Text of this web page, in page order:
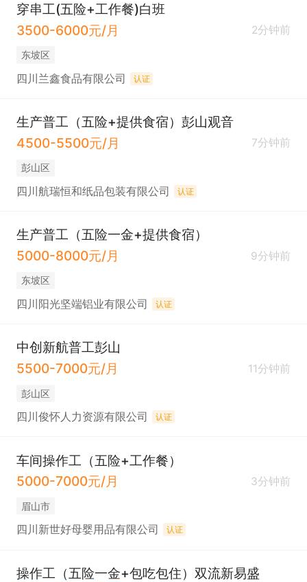
穿串工(五险+工作餐)白班
3500-6000元/月
2分钟前
东坡区
四川兰鑫食品有限公司 认证
生产普工（五险+提供食宿）彭山观音
4500-5500元/月
7分钟前
彭山区
四川航瑞恒和纸品包装有限公司 认证
生产普工（五险一金+提供食宿）
5000-8000元/月
9分钟前
东坡区
四川阳光坚端铝业有限公司 认证
中创新航普工彭山
5500-7000元/月
11分钟前
彭山区
四川俊怀人力资源有限公司 认证
车间操作工（五险+工作餐）
5000-7000元/月
3分钟前
眉山市
四川新世好母婴用品有限公司 认证
操作工（五险一金+包吃包住）双流新易盛